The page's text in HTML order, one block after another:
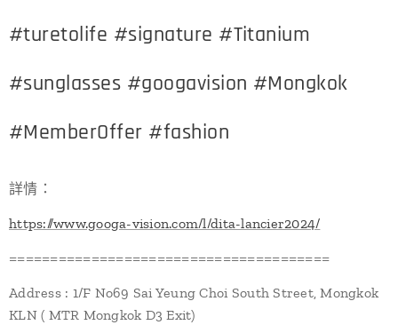
#turetolife #signature #Titanium
#sunglasses #googavision #Mongkok
#MemberOffer #fashion
詳情：
https://www.googa-vision.com/l/dita-lancier2024/
=======================================
Address : 1/F No69 Sai Yeung Choi South Street, Mongkok
KLN ( MTR Mongkok D3 Exit)